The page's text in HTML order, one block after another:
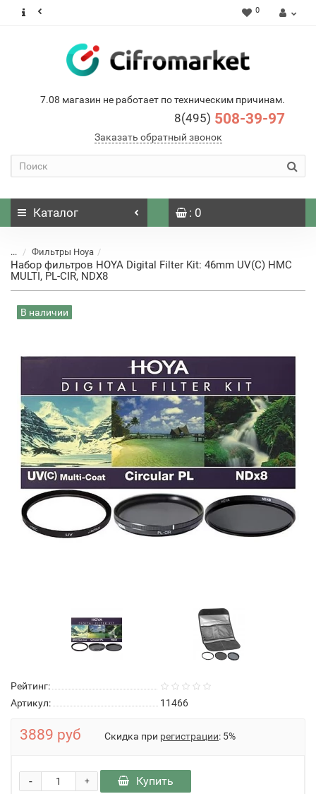
0
7.08 магазин не работает по техническим причинам.
8(495) 508-39-97
Заказать обратный звонок
Каталог : 0
... Фильтры Hoya
Набор фильтров HOYA Digital Filter Kit: 46mm UV(C) HMC
MULTI, PL-CIR, NDX8
В наличии
Рейтинг:
Артикул:
11466
3889 руб Скидка при регистрации: 5%
+
- Купить